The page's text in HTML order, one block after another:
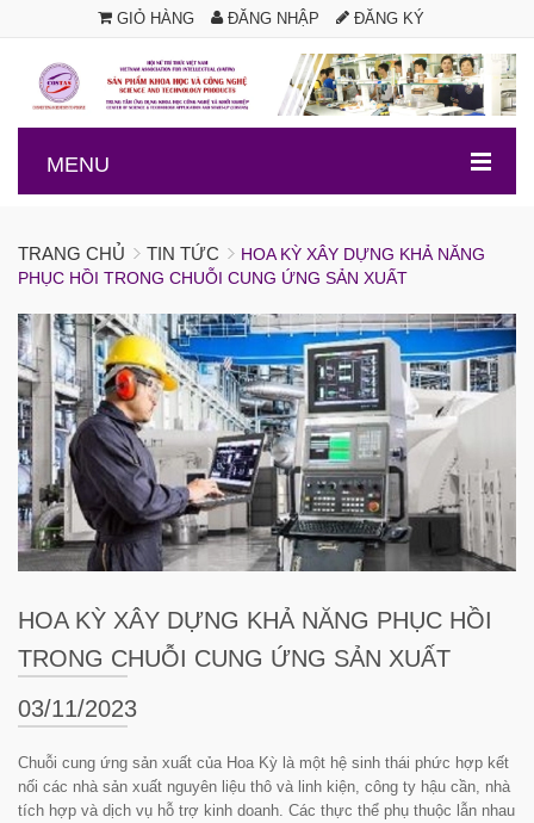
GIỎ HÀNG ĐĂNG NHẬP ĐĂNG KÝ
.
MENU
TRANG CHỦ TIN TỨC
HOA KỲ XÂY DỰNG KHẢ NĂNG
PHỤC HỒI TRONG CHUỖI CUNG ỨNG SẢN XUẤT
HOA KỲ XÂY DỰNG KHẢ NĂNG PHỤC HỒI
TRONG CHUỖI CUNG ỨNG SẢN XUẤT
03/11/2023
Chuỗi cung ứng sản xuất của Hoa Kỳ là một hệ sinh thái phức hợp kết
nối các nhà sản xuất nguyên liệu thô và linh kiện, công ty hậu cần, nhà
tích hợp và dịch vụ hỗ trợ kinh doanh. Các thực thể phụ thuộc lẫn nhau